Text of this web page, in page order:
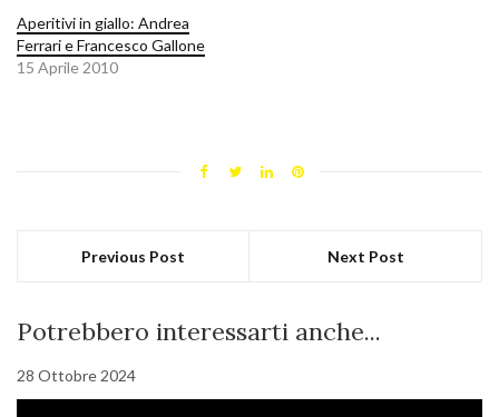
Aperitivi in giallo: Andrea
Ferrari e Francesco Gallone
15 Aprile 2010
Previous Post Next Post
Potrebbero interessarti anche...
28 Ottobre 2024